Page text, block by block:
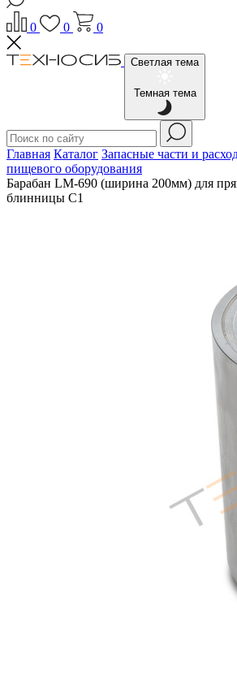
0 0 0
Светлая тема
Темная тема
Главная Каталог Запасные части и
пищевого оборудования
Барабан LM-690 (ширина 200мм) для
блинницы С1